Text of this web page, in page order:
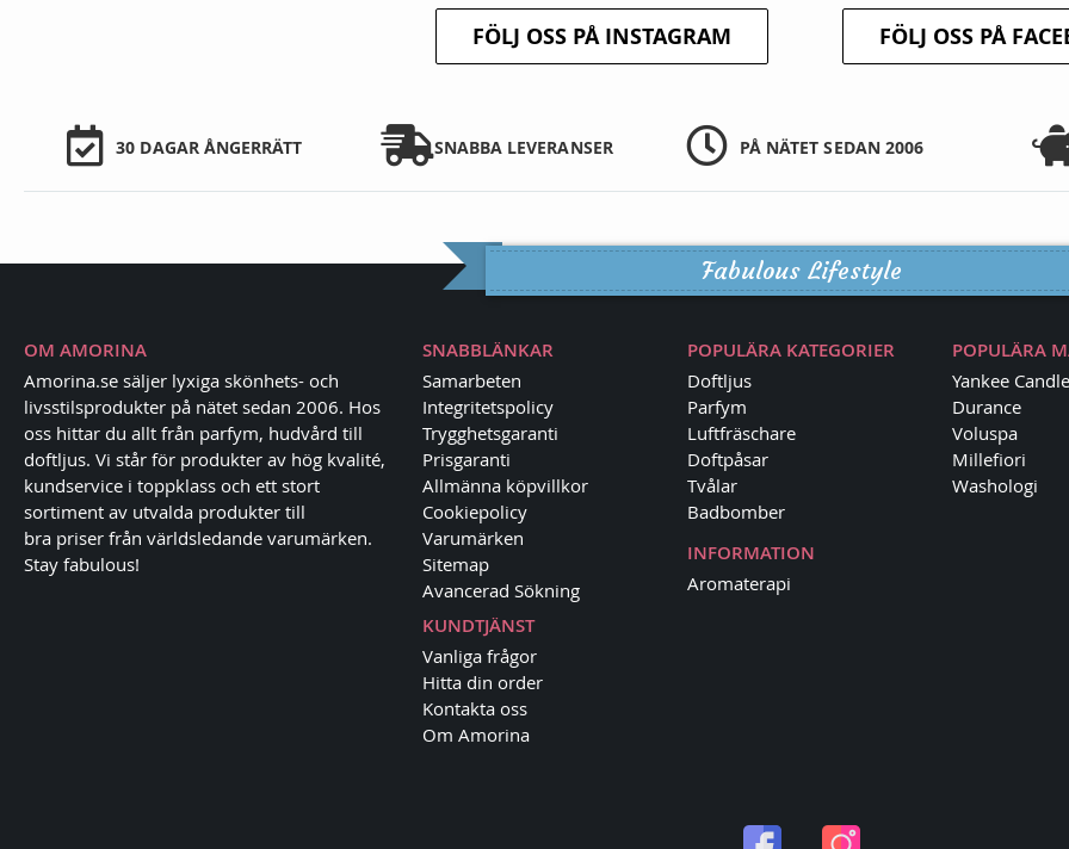
FÖLJ OSS PÅ INSTAGRAM FÖLJ OSS PÅ
30 DAGAR ÅNGERRÄTT SNABBA LEVERANSER PÅ NÄTET SEDAN 2006
Fabulous Lifestyle
OM AMORINA
Amorina.se säljer lyxiga skönhets- och
livsstilsprodukter på nätet sedan 2006. Hos
oss hittar du allt från parfym, hudvård till
doftljus. Vi står för produkter av hög kvalité,
kundservice i toppklass och ett stort
sortiment av utvalda produkter till
bra priser från världsledande varumärken.
Stay fabulous!
SNABBLÄNKAR
Samarbeten
Integritetspolicy
Trygghetsgaranti
Prisgaranti
Allmänna köpvillkor
Cookiepolicy
Varumärken
Sitemap
Avancerad Sökning
KUNDTJÄNST
Vanliga frågor
Hitta din order
Kontakta oss
Om Amorina
POPULÄRA KATEGORIER
Doftljus
Parfym
Luftfräschare
Doftpåsar
Tvålar
Badbomber
INFORMATION
Aromaterapi
POPULÄRA
Yankee Candle
Durance
Voluspa
Millefiori
Washologi